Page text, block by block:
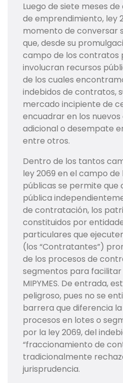
Luego de siete meses
de emprendimiento, ley
momento de conversar
que, desde su
campo de los contratos
involucran recursos
de los cuales
indebidos de contratos,
mercado incipiente de
encuadrar en los
adicional o desempate
entre otros.
Dentro de los tantos
ley 2069 en el campo
públicas se permite que
pública
de contratación, los
constituidos por
particulares que
(los “Contratantes”)
de los procesos de
segmentos para
MIPYMES. De entrada,
peligroso, pues no se
barrera que diferencia la
procesos en lotes o
por la ley 2069, del
“fraccionamiento de
tradicionalmente
jurisprudencia.